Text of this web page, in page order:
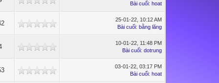
Bài cuối:hoat
25-01-22, 10:12 AM
Bài cuối:bằng lăng
10-01-22, 11:48 PM
Bài cuối:dotrung
03-01-22, 03:17 PM
Bài cuối:hoat